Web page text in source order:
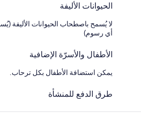
الحيوانات الأليفة
لا يُسمح باصطحاب الحيوانات الأليفة
أي رسوم)
الأطفال والأسرّة الإضافية
يمكن استضافة الأطفال بكل ترحاب.
طرق الدفع للمنشأة